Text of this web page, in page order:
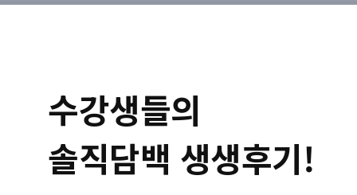
수강생들의
솔직담백 생생후기!